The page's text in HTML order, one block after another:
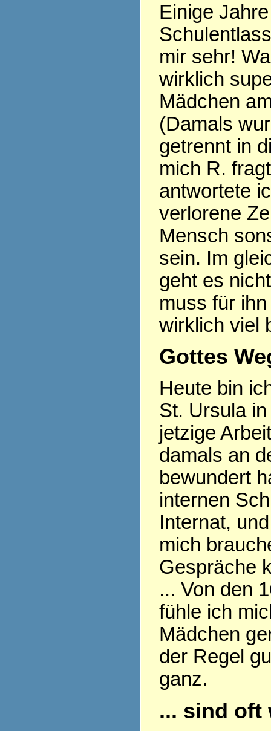
Einige
mir sehr!
wirklich
Mädchen
(Damals
getrennt in
mich R.
antwortete
verlorene
Mensch
sein. Im
geht es
muss für
wirklich viel
Gottes
Heute bin
St. Ursula
jetzige
damals an
bewundert
internen
Internat,
mich
Gespräche
... Von den
fühle ich
Mädchen
der Regel
ganz.
... sind oft